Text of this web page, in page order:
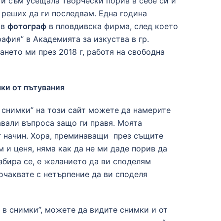
да ги последвам. Една година
фотограф в пловдивска фирма, след което
в Академията за изкуства в гр.
ми през 2018 г, работя на свободна
от пътувания
на този сайт можете да намерите
въпроса защо ги правя. Моята
начин. Хора, преминаващи през същите
и ценя, няма как да не ми даде порив да
се, е желанието да ви споделям
с нетърпение да ви споделя
снимки”, можете да видите снимки и от